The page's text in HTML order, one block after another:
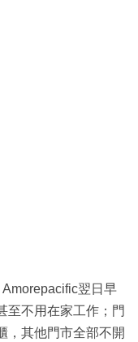
翌日早
至不用在家工作；門
，其他門市全部不開